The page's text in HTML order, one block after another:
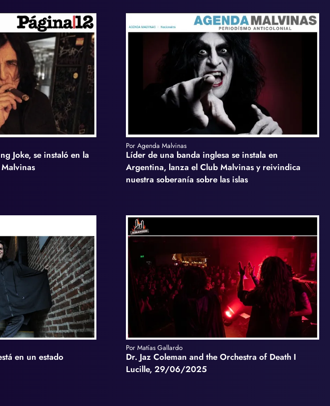
Joke, se instaló en la
Por Agenda Malvinas
Líder de una banda inglesa se instala en
Argentina, lanza el Club Malvinas y reivindica
nuestra soberanía sobre las islas
en un estado
Por Matías Gallardo
Dr. Jaz Coleman and the Orchestra of Death I
Lucille, 29/06/2025